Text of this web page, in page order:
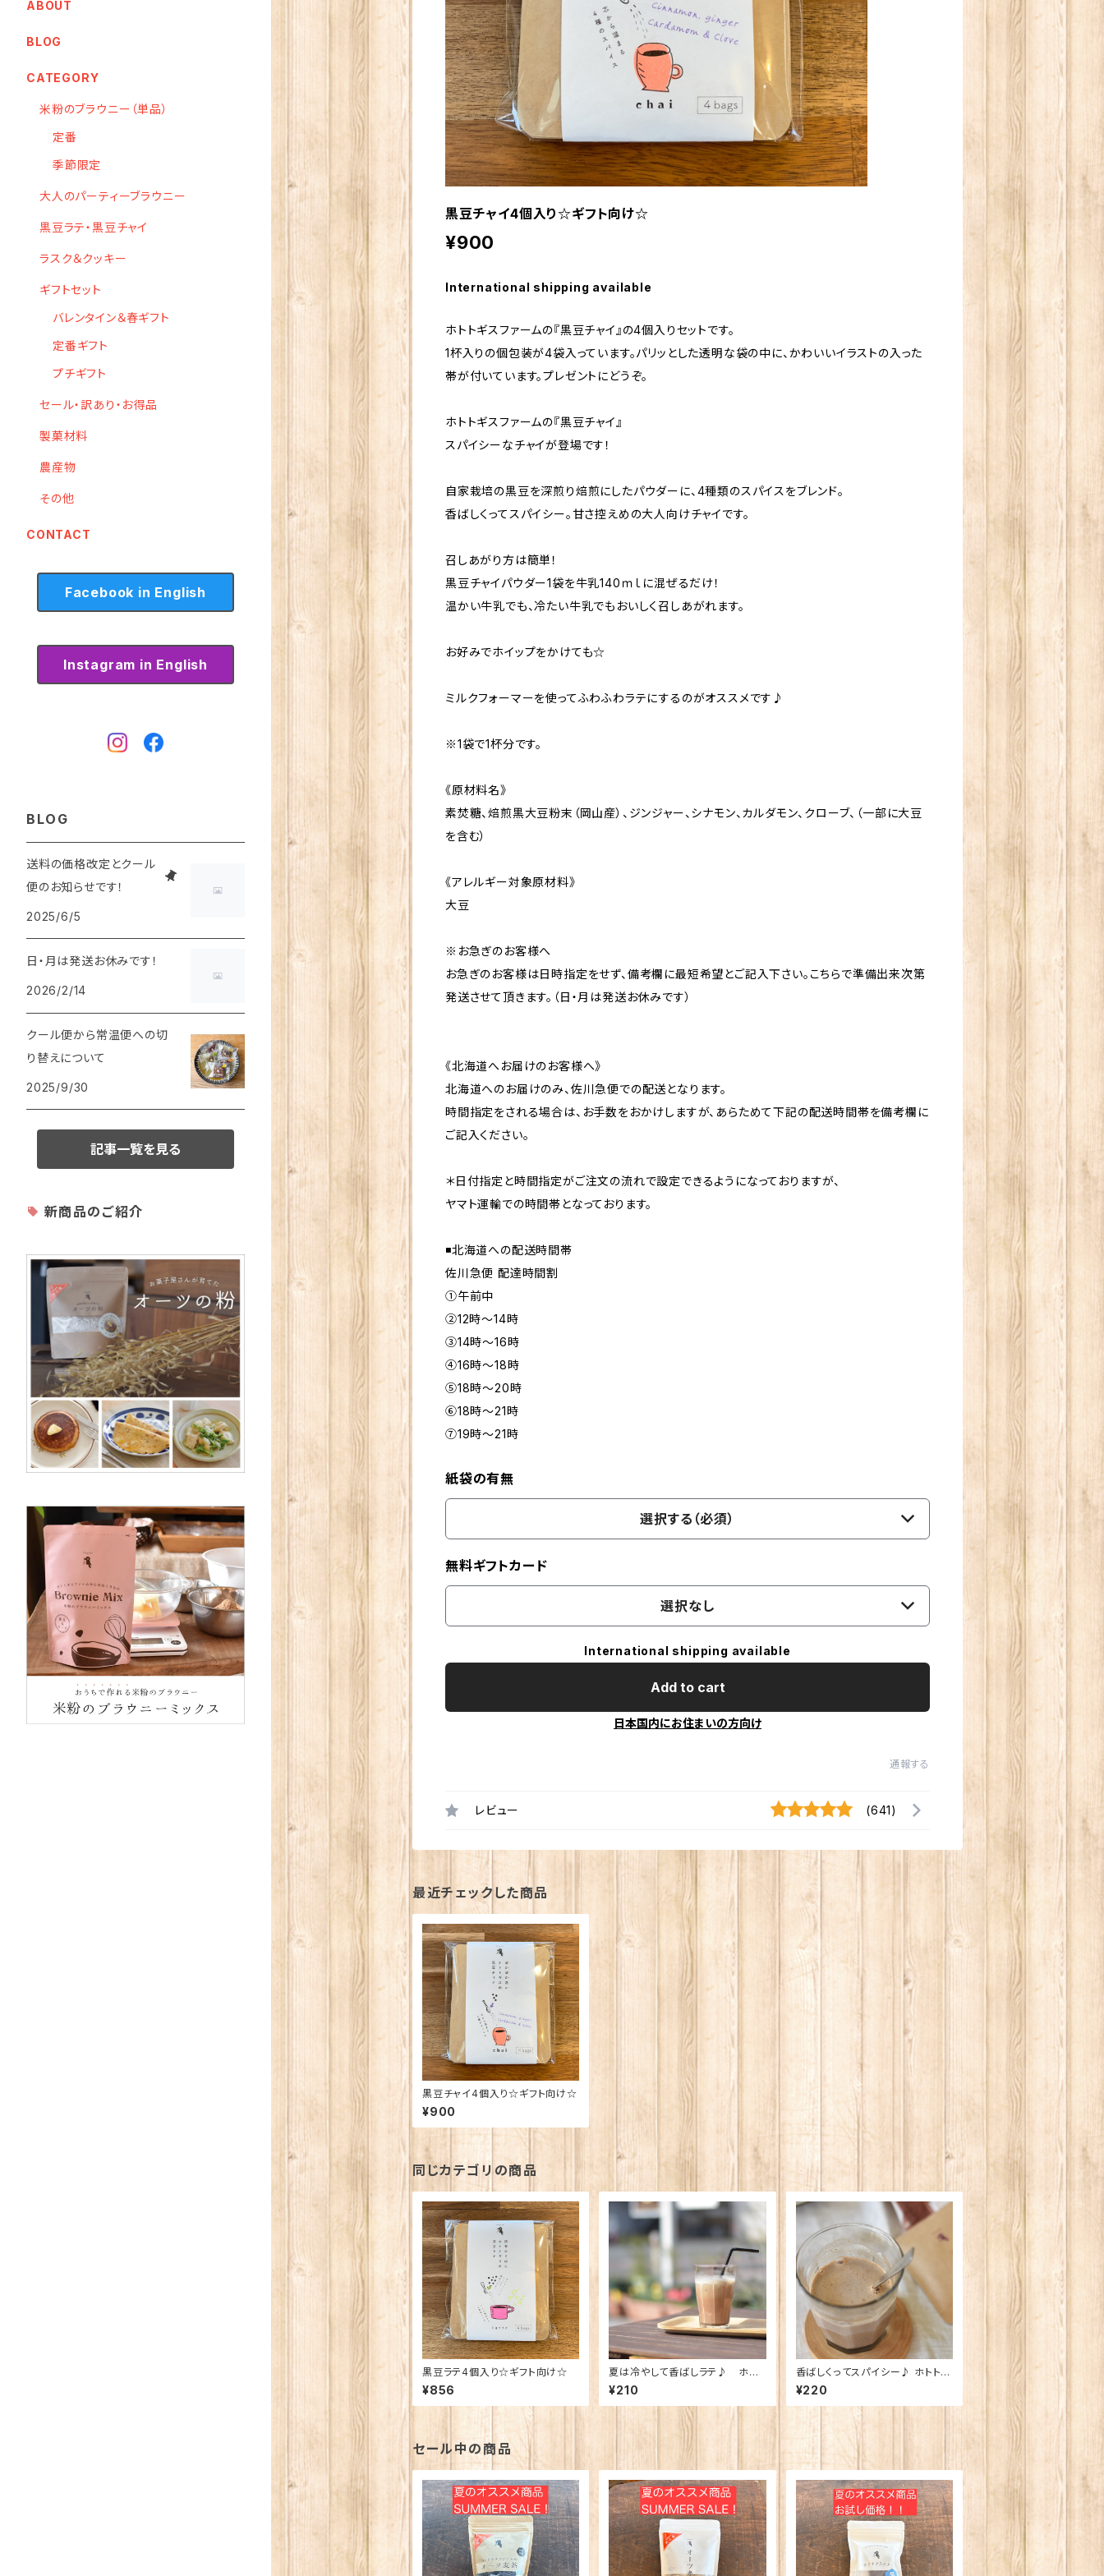
黒豆チャイ4個入り☆ギフト向け☆
¥900
International shipping available
ホトトギスファームの『黒豆チャイ』の4個入りセットです。
1杯入りの個包装が4袋入っています。パリッとした透明な袋の中に、かわいいイラストの入った
帯が付いています。プレゼントにどうぞ。
ホトトギスファームの『黒豆チャイ』
スパイシーなチャイが登場です！
自家栽培の黒豆を深煎り焙煎にしたパウダーに、4種類のスパイスをブレンド。
香ばしくってスパイシー。甘さ控えめの大人向けチャイです。
召しあがり方は簡単！
黒豆チャイパウダー1袋を牛乳140ｍｌに混ぜるだけ！
温かい牛乳でも、冷たい牛乳でもおいしく召しあがれます。
お好みでホイップをかけても☆
ミルクフォーマーを使ってふわふわラテにするのがオススメです♪
※1袋で1杯分です。
《原材料名》
素焚糖、焙煎黒大豆粉末（岡山産）、ジンジャー、シナモン、カルダモン、クローブ、（一部に大豆
を含む）
《アレルギー対象原材料》
大豆
※お急ぎのお客様へ
お急ぎのお客様は日時指定をせず、備考欄に最短希望とご記入下さい。こちらで準備出来次第
発送させて頂きます。（日・月は発送お休みです）
《北海道へお届けのお客様へ》
北海道へのお届けのみ、佐川急便での配送となります。
時間指定をされる場合は、お手数をおかけしますが、あらためて下記の配送時間帯を備考欄に
ご記入ください。
＊日付指定と時間指定がご注文の流れで設定できるようになっておりますが、
ヤマト運輸での時間帯となっております。
◾️北海道への配送時間帯
佐川急便 配達時間割
①午前中
②12時〜14時
③14時〜16時
④16時〜18時
⑤18時〜20時
⑥18時～21時
⑦19時～21時
紙袋の有無
選択する（必須）
無料ギフトカード
選択なし
International shipping available
Add to cart
日本国内にお住まいの方向け
通報する
レビュー (641)
最近チェックした商品
黒豆チャイ4個入り☆ギフト向け☆
¥900
同じカテゴリの商品
黒豆ラテ4個入り☆ギフト向け☆
¥856
夏は冷やして香ばしラテ♪ ホトト
ギスの黒豆ラテ（1杯分）
¥210
香ばしくってスパイシー♪ ホトトギ
スの黒豆チャイ（1杯分）
¥220
セール中の商品
ABOUT
BLOG
CATEGORY
米粉のブラウニー（単品）
定番
季節限定
大人のパーティーブラウニー
黒豆ラテ・黒豆チャイ
ラスク＆クッキー
ギフトセット
バレンタイン＆春ギフト
定番ギフト
プチギフト
セール・訳あり・お得品
製菓材料
農産物
その他
CONTACT
Facebook in English
Instagram in English
BLOG
送料の価格改定とクール
便のお知らせです！
2025/6/5
日・月は発送お休みです！
2026/2/14
クール便から常温便への切
り替えについて
2025/9/30
記事一覧を見る
新商品のご紹介